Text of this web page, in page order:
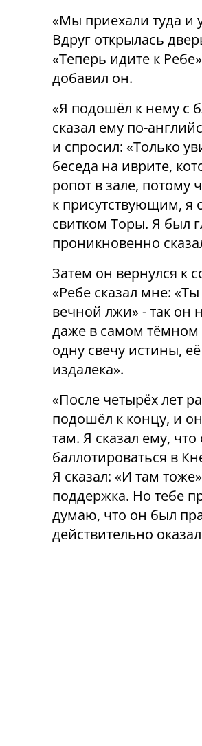
«Мы приехали туда и
Вдруг открылась
«Теперь идите к
добавил он.
«Я подошёл к нему с
сказал ему по-
и спросил: «Только
беседа на иврите,
ропот в зале, потому
к присутствующим, я
свитком Торы. Я был
проникновенно
Затем он вернулся к
«Ребе сказал мне:
вечной лжи» - так
даже в самом
одну свечу истины,
издалека».
«После четырёх лет
подошёл к концу, и
там. Я сказал ему,
баллотироваться в
Я сказал: «И там
поддержка. Но тебе
думаю, что он был
действительно